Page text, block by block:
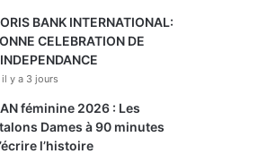
BANK INTERNATIONAL:
CELEBRATION DE
il y a 3 jours
féminine 2026 : Les
Dames à 90 minutes
l’histoire